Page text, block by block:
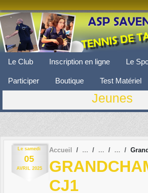
Le Club Inscription en ligne Le
Participer Boutique Test Matériel
Jeunes
Le samedi
05
AVRIL 2025
Accueil
CJ1